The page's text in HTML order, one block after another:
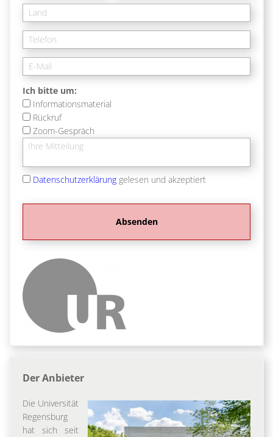
Ich bitte um:
Informationsmaterial
Rückruf
Zoom-Gespräch
Datenschutzerklärung gelesen und akzeptiert
Der Anbieter
Die Universität
Regensburg
hat sich seit